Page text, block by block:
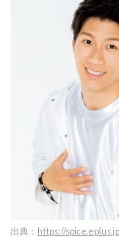
出典： https://spice.eplus.jp